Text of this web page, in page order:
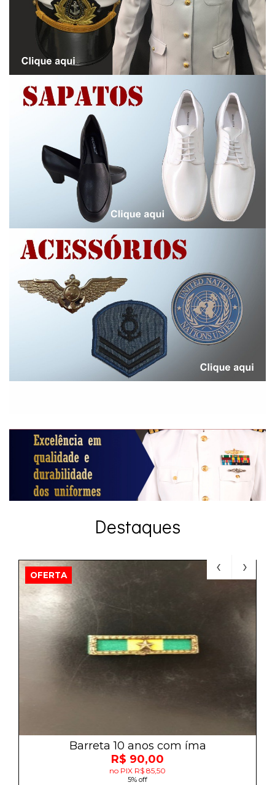
Destaques
OFERTA
Barreta 10 anos com íma
R$ 90,00
no PIX R$ 85,50
5% off